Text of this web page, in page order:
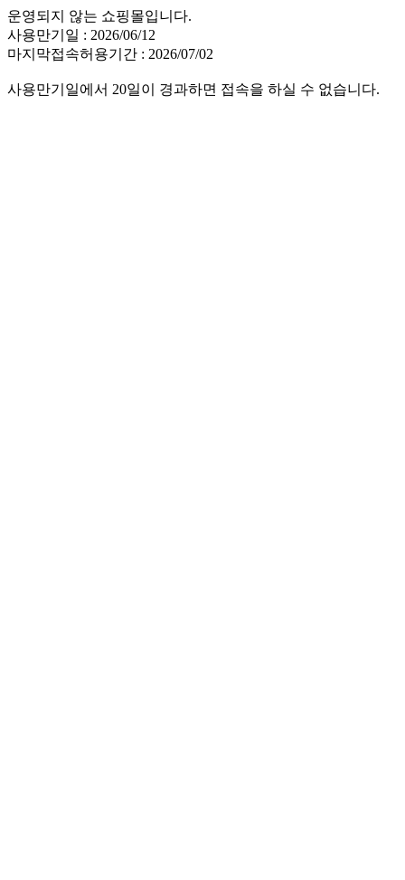
운영되지 않는 쇼핑몰입니다.
사용만기일 : 2026/06/12
마지막접속허용기간 : 2026/07/02
사용만기일에서 20일이 경과하면 접속을 하실 수 없습니다.